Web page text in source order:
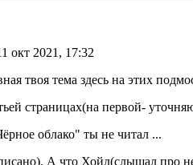
окт 2021, 17:32
твоя тема здесь на этих
страницах(на первой-
облако" ты не читал ...
А что Хойл(слышал